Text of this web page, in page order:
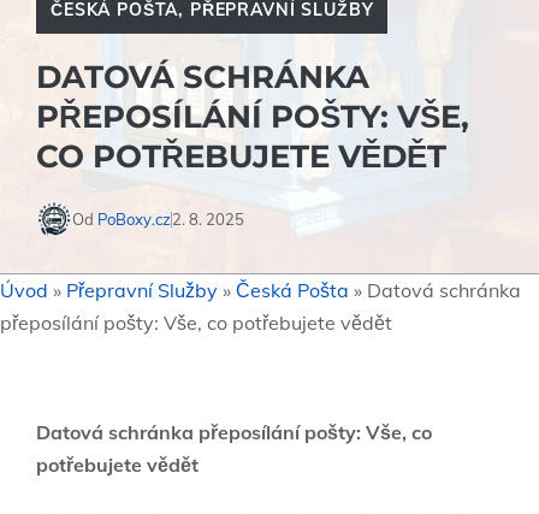
ČESKÁ POŠTA, PŘEPRAVNÍ SLUŽBY
DATOVÁ SCHRÁNKA
PŘEPOSÍLÁNÍ POŠTY: VŠE,
CO POTŘEBUJETE VĚDĚT
Od PoBoxy.cz2. 8. 2025
Úvod » Přepravní Služby » Česká Pošta » Datová schránka
přeposílání pošty: Vše, co potřebujete vědět
Datová schránka přeposílání pošty: Vše, co
potřebujete vědět